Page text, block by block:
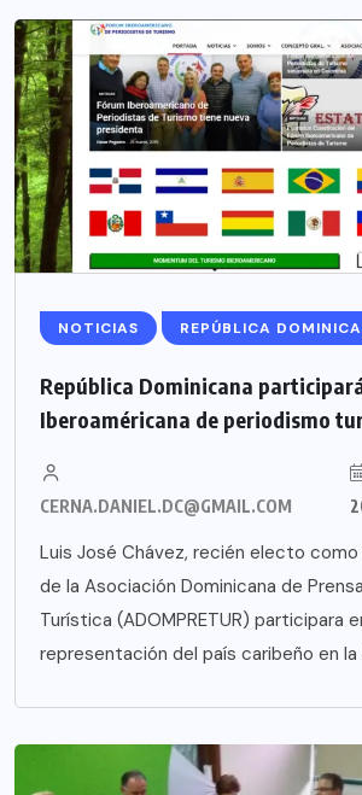
NOTICIAS REPÚBLICA
República Dominicana
Iberoaméricana de periodismo
CERNA.DANIEL.DC@GMAIL.COM
Luis José Chávez, recién electo
de la Asociación Dominicana de Prensa
Turística (ADOMPRETUR) participara
representación del país caribeño en la